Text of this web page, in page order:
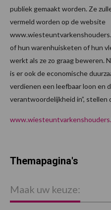
publiek gemaakt worden. Ze
vermeld worden op de website
of hun warenhuisketen of hun
werkt als ze zo graag beweren.
is er ook de economische
verdienen een leefbaar loon en
verantwoordelijkheid in”, stellen
Themapagina's
Maak uw keuze: